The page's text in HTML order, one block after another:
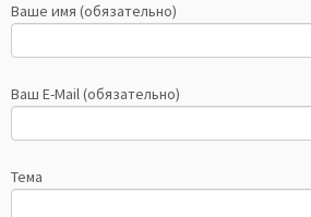
Ваше имя (обязательно)
Ваш E-Mail (обязательно)
Тема